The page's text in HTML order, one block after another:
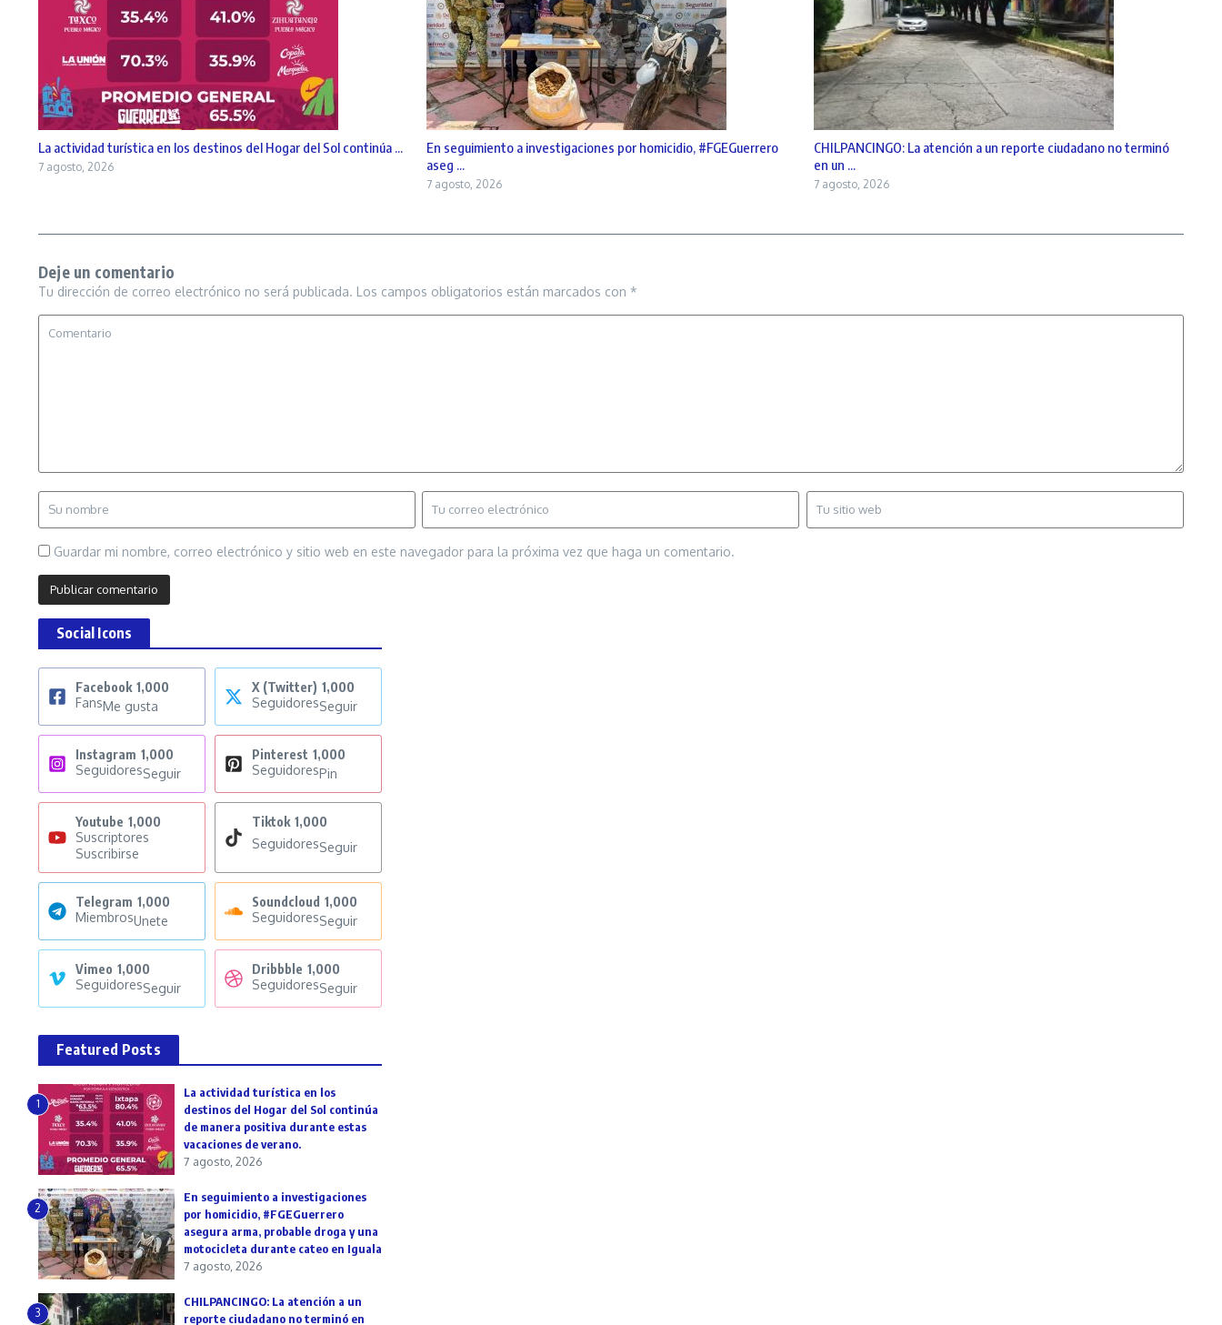
La actividad turística en los destinos del Hogar del Sol continúa ...
7 agosto, 2026
En seguimiento a investigaciones por homicidio, #FGEGuerrero
aseg ...
7 agosto, 2026
CHILPANCINGO: La atención a un reporte ciudadano no terminó
en un ...
7 agosto, 2026
Deje un comentario
Tu dirección de correo electrónico no será publicada. Los campos obligatorios están marcados con *
Guardar mi nombre, correo electrónico y sitio web en este navegador para la próxima vez que haga un comentario.
Social Icons
Facebook 1,000
FansMe gusta
X (Twitter) 1,000
SeguidoresSeguir
Instagram 1,000
SeguidoresSeguir
Pinterest 1,000
SeguidoresPin
Youtube 1,000
Suscriptores
Suscribirse
Tiktok 1,000
SeguidoresSeguir
Telegram 1,000
MiembrosUnete
Soundcloud 1,000
SeguidoresSeguir
Vimeo 1,000
SeguidoresSeguir
Dribbble 1,000
SeguidoresSeguir
Featured Posts
1
La actividad turística en los
destinos del Hogar del Sol continúa
de manera positiva durante estas
vacaciones de verano.
7 agosto, 2026
2
En seguimiento a investigaciones
por homicidio, #FGEGuerrero
asegura arma, probable droga y una
motocicleta durante cateo en Iguala
7 agosto, 2026
3
CHILPANCINGO: La atención a un
reporte ciudadano no terminó en